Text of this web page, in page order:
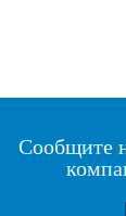
Сообщите